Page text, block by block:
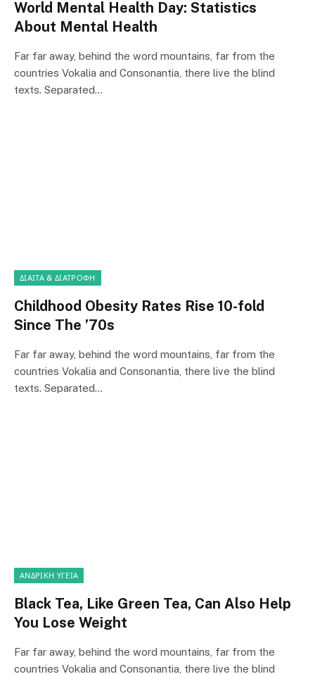
World Mental Health Day: Statistics
About Mental Health
Far far away, behind the word mountains, far from the
countries Vokalia and Consonantia, there live the blind
texts. Separated…
ΔΊΑΙΤΑ & ΔΙΑΤΡΟΦΉ
Childhood Obesity Rates Rise 10-fold
Since The ’70s
Far far away, behind the word mountains, far from the
countries Vokalia and Consonantia, there live the blind
texts. Separated…
ΑΝΔΡΙΚΉ ΥΓΕΊΑ
Black Tea, Like Green Tea, Can Also Help
You Lose Weight
Far far away, behind the word mountains, far from the
countries Vokalia and Consonantia, there live the blind